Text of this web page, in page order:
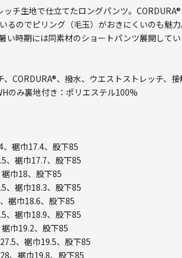
チ生地で仕立てたロングパンツ。
るのでピリング（毛玉）がおきにくいのも魅
い時期には同素材のショートパンツ展開して
CORDURA®、撥水、ウエストストレッチ、接
のみ裏地付き：ポリエステル100%
裾巾17.4、股下85
、裾巾17.7、股下85
巾18、股下85
、裾巾18.3、股下85
裾巾18.6、股下85
、裾巾18.9、股下85
巾19.2、股下85
、裾巾19.5、股下85
、裾巾19.8、股下85